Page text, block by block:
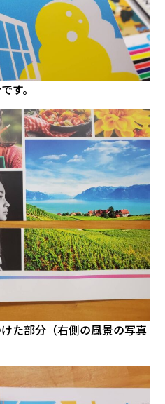
す。
た部分（右側の風景の写真